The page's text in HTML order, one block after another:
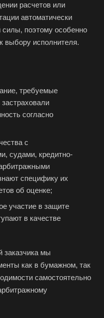
расчетов или
автоматически
поэтому особенно
выбору исполнителя.
требуемые
согласно
с
судами, кредитно-
специфику их
об оценке;
участие в защите
в качестве
заказчика мы
как в бумажном, так
самостоятельно